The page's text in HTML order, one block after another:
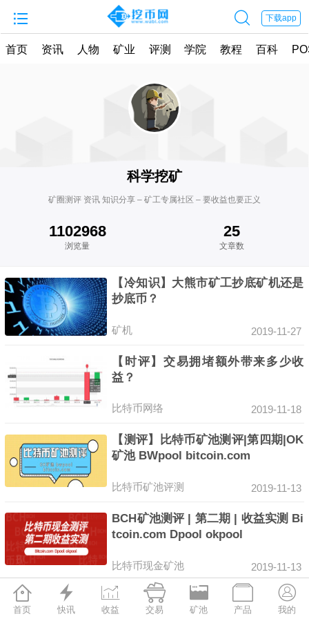
  下载app
首页 资讯 人物 矿业 评测 学院 教程 百科
科学挖矿
矿圈测评 资讯 知识分享 – 矿工专属社区 – 要收益也要正义
1102968
浏览量
25
文章数
【冷知识】大熊市矿工抄底矿机还是
抄底币？
矿机 2019-11-27
【时评】交易拥堵额外带来多少收
益？
比特币网络 2019-11-18
【测评】比特币矿池测评|第四期|OK
矿池 BWpool bitcoin.com
比特币矿池评测 2019-11-13
BCH矿池测评 | 第二期 | 收益实测 Bi
tcoin.com Dpool okpool
比特币现金矿池 2019-11-13
【测评】莱特币矿池|第四期|币网矿
池，龙池，大象矿池，litecoinpool

首页

快讯

收益

交易

矿池

产品

我的